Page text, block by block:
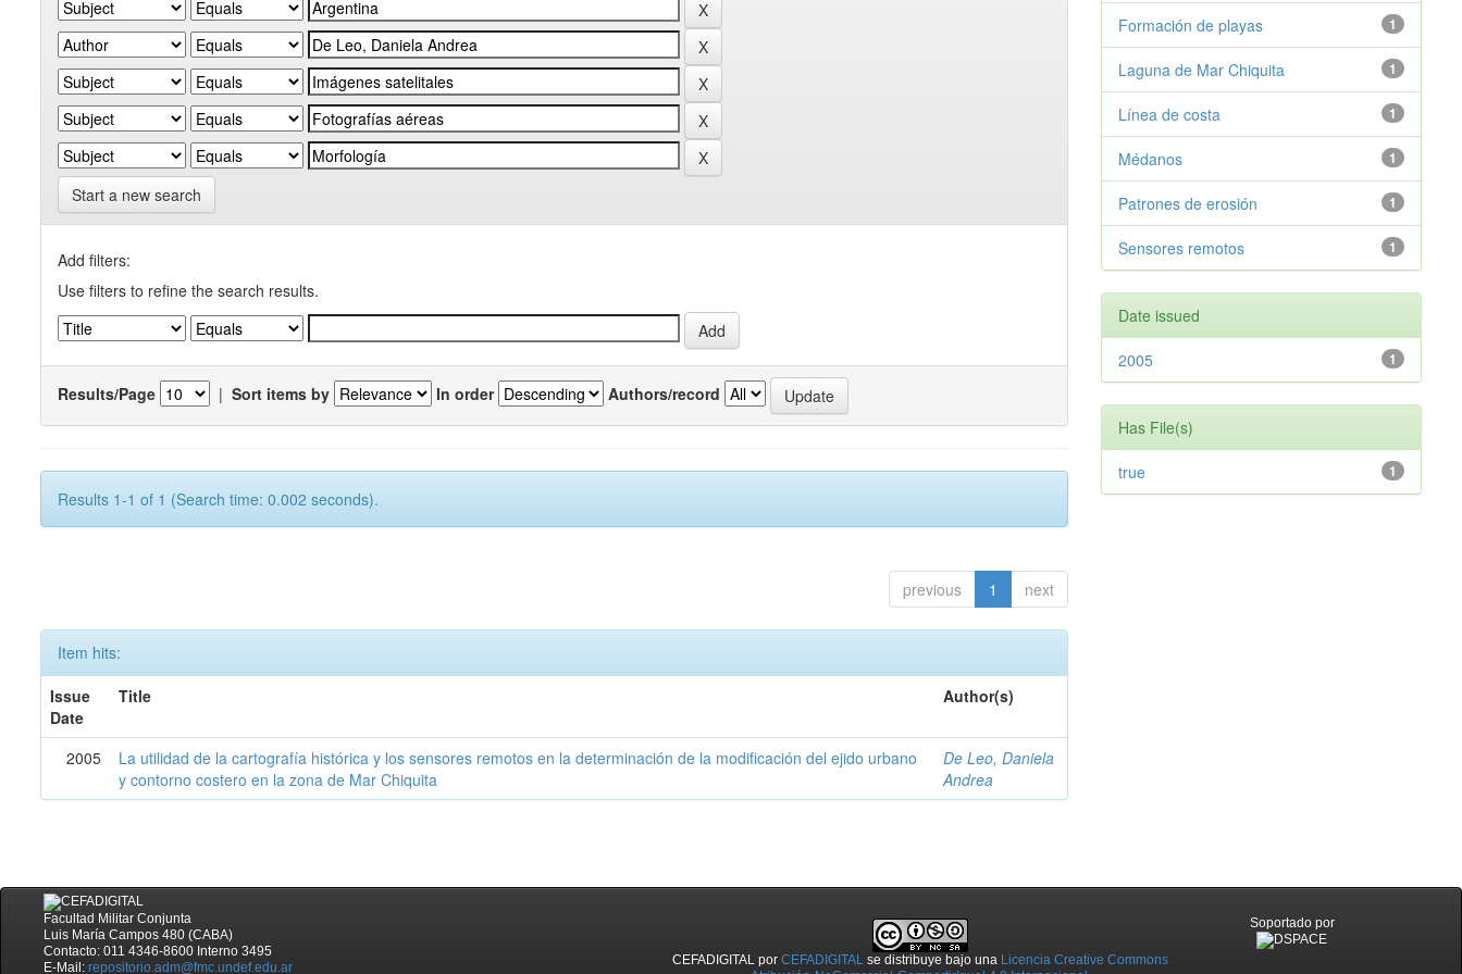
Start a new search
Add filters:
Use filters to refine the search results.
Results/Page | Sort items by In order Authors/record
Results 1-1 of 1 (Search time: 0.002 seconds).
previous 1 next
Item hits:
Issue
Date
Title Author(s)
2005
La utilidad de la cartografía histórica y los sensores remotos en la determinación de la modificación del ejido urbano
y contorno costero en la zona de Mar Chiquita
De Leo, Daniela
Andrea
1
Formación de playas
1
Laguna de Mar Chiquita
1
Línea de costa
1
Médanos
1
Patrones de erosión
1
Sensores remotos
Date issued
1
2005
Has File(s)
1
true
Facultad Militar Conjunta
Luis María Campos 480 (CABA)
Contacto: 011 4346-8600 Interno 3495
E-Mail: repositorio.adm@fmc.undef.edu.ar CEFADIGITAL porCEFADIGITAL se distribuye bajo una Licencia Creative Commons
Soportado por